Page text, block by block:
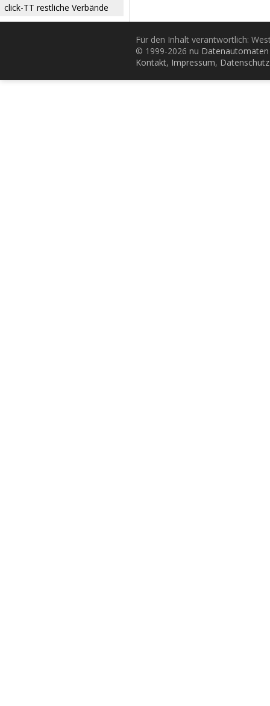
click-TT restliche Verbände
Für den Inhalt verantwortlich:
© 1999-2026 nu
Kontakt, Impressum, Datenschutz